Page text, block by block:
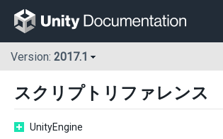
Version: 2017.1
スクリプトリファレンス
UnityEngine